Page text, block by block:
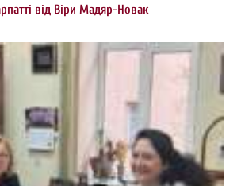
від Віри Мадяр-Новак